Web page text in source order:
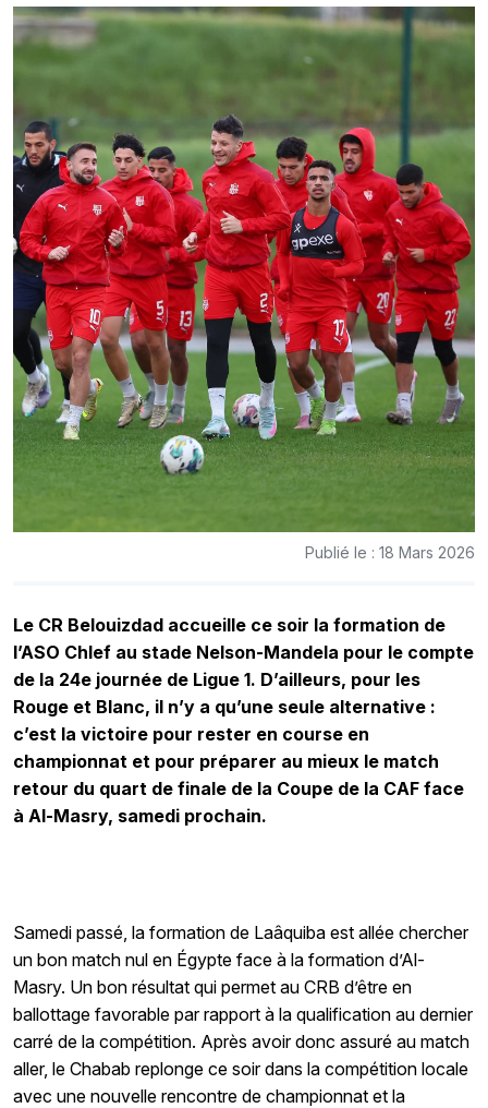
Publié le : 18 Mars 2026
Le CR Belouizdad accueille ce soir la formation de
l’ASO Chlef au stade Nelson-Mandela pour le compte
de la 24e journée de Ligue 1. D’ailleurs, pour les
Rouge et Blanc, il n’y a qu’une seule alternative :
c’est la victoire pour rester en course en
championnat et pour préparer au mieux le match
retour du quart de finale de la Coupe de la CAF face
à Al-Masry, samedi prochain.
Samedi passé, la formation de Laâquiba est allée chercher
un bon match nul en Égypte face à la formation d’Al-
Masry. Un bon résultat qui permet au CRB d’être en
ballottage favorable par rapport à la qualification au dernier
carré de la compétition. Après avoir donc assuré au match
aller, le Chabab replonge ce soir dans la compétition locale
avec une nouvelle rencontre de championnat et la